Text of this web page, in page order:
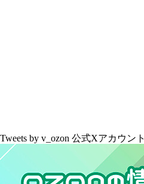
Tweets by v_ozon 公式Xアカウント